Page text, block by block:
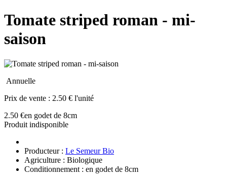
Tomate striped roman - mi-
saison
Annuelle
Prix de vente : 2.50 € l'unité
2.50 €en godet de 8cm
Produit indisponible
Producteur : Le Semeur Bio
Agriculture : Biologique
Conditionnement : en godet de 8cm